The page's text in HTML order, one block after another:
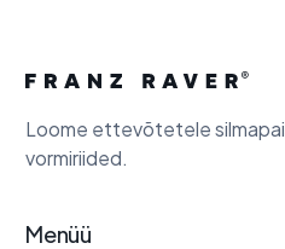
Loome ettevõtetele
vormiriided.
Menüü